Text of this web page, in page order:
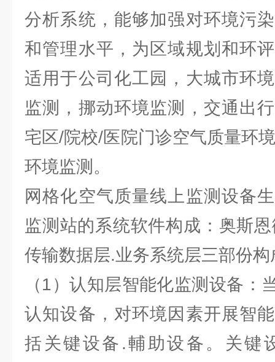
分析系统，能够加强对环境污
和管理水平，为区域规划和环
适用于公司化工园，大城市环
监测，挪动环境监测，交通出
宅区/院校/医院门诊空气质量环
环境监测。
网格化空气质量线上监测设备
监测站的系统软件构成：奥斯
传输数据层.业务系统层三部份构
（1）认知层智能化监测设备：
认知设备，对环境因素开展智
括关键设备.輔助设备。关键